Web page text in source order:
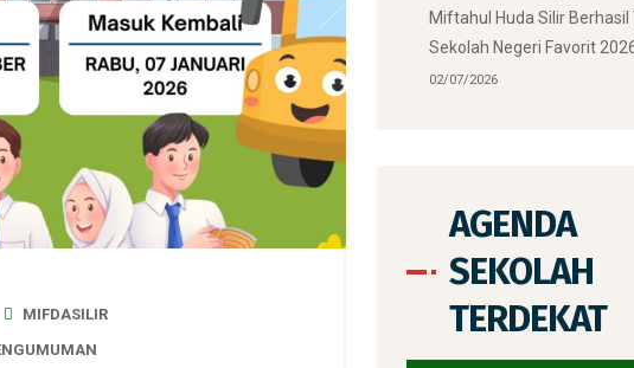
MIFDASILIR
Miftahul Huda Silir Berhasil
Sekolah Negeri Favorit
02/07/2026
AGENDA
SEKOLAH
TERDEKAT